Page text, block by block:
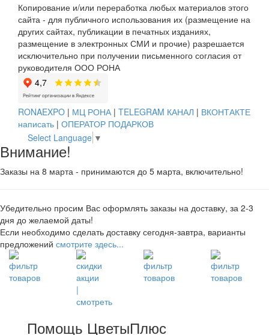
Копирование и/или переработка любых материалов этого
сайта - для публичного использования их (размещение на
других сайтах, публикации в печатных изданиях,
размещение в электронных СМИ и прочие) разрешается
исключительно при получении письменного согласия от
руководителя ООО РОНА
RONAEXPO | МЦ РОНА | TELEGRAM КАНАЛ | ВКОНТАКТЕ
написать | ОПЕРАТОР ПОДАРКОВ
Select Language ▼
Внимание!
Заказы на 8 марта - принимаются до 5 марта, включительно!
Убедительно просим Вас оформлять заказы на доставку, за 2-3
дня до желаемой даты!
Если необходимо сделать доставку сегодня-завтра, варианты
предложений смотрите здесь...
Помощь ЦветыПлюс